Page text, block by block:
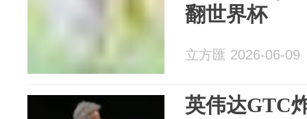
翻世界杯
立方匯 2026-06-09
英伟达GTC